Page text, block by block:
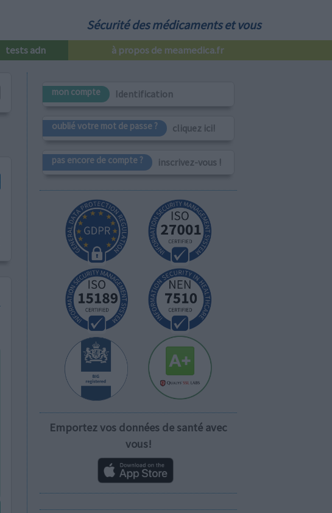
Sécurité des médicaments et vous
tests adn à propos de meamedica.fr
mon compte Identification
oublié votre mot de passe ? cliquez ici!
pas encore de compte ? inscrivez-vous !
Emportez vos données de santé avec
vous!